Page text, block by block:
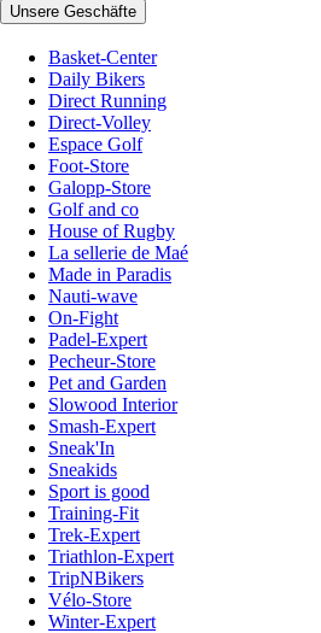
Unsere Geschäfte
Basket-Center
Daily Bikers
Direct Running
Direct-Volley
Espace Golf
Foot-Store
Galopp-Store
Golf and co
House of Rugby
La sellerie de Maé
Made in Paradis
Nauti-wave
On-Fight
Padel-Expert
Pecheur-Store
Pet and Garden
Slowood Interior
Smash-Expert
Sneak'In
Sneakids
Sport is good
Training-Fit
Trek-Expert
Triathlon-Expert
TripNBikers
Vélo-Store
Winter-Expert